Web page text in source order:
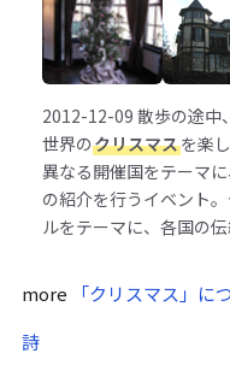
2012-12-09 散歩の途中
世界のクリスマスを楽
異なる開催国をテーマ
の紹介を行うイベント
ルをテーマに、各国の
more 「クリスマス」に
詩